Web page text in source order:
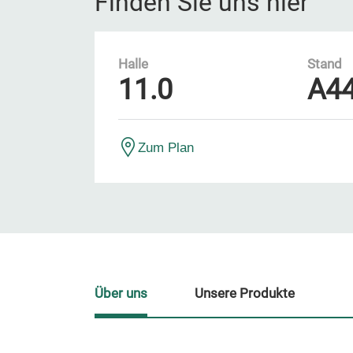
Halle
11.0
Stand
Zum Plan
Über uns Unsere Produkte